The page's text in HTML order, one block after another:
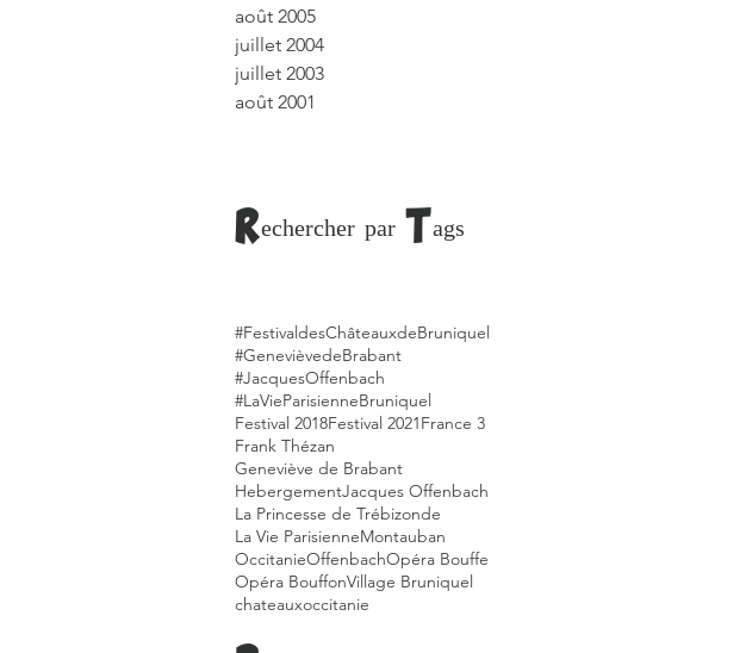
août 2005
juillet 2004
juillet 2003
août 2001
Rechercher par Tags
#FestivaldesChâteauxdeBruniquel
#GenevièvedeBrabant
#JacquesOffenbach
#LaVieParisienneBruniquel
Festival 2018Festival 2021France 3
Frank Thézan
Geneviève de Brabant
HebergementJacques Offenbach
La Princesse de Trébizonde
La Vie ParisienneMontauban
OccitanieOffenbachOpéra Bouffe
Opéra BouffonVillage Bruniquel
chateauxoccitanie